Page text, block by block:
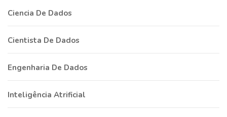
Ciencia De Dados
Cientista De Dados
Engenharia De Dados
Inteligência Atrificial